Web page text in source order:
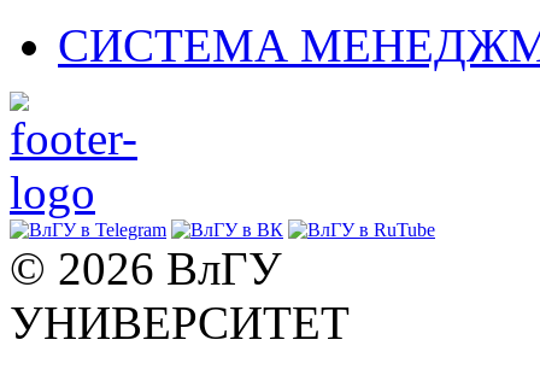
СИСТЕМА
© 2026 ВлГУ
УНИВЕРСИТЕТ